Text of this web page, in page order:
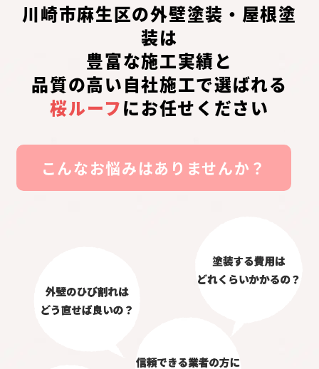
川崎市麻生区の外壁塗装・屋根塗
装は
豊富な施工実績と
品質の高い自社施工で選ばれる
桜ルーフにお任せください
こんなお悩みはありませんか？